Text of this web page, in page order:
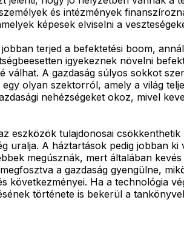
és intézmények
képesek elviselni a
terjed a befektetési boom,
igyekeznek növelni
A gazdaság súlyos sokkot
olyan szektorról, amely a világ
nehézségeket okoz, mivel
eszközök tulajdonosai
uralja. A háztartások pedig jobban
megúsznák, mert általában
a gazdaság gyengülne,
következményei. Ha a technológia
története is bekerül a